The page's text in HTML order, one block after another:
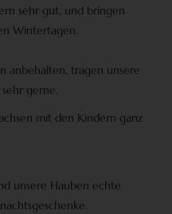
sehr gut, und bringen
Wintertagen.
anbehalten, tragen unsere
gerne.
mit den Kindern ganz
unsere Hauben echte